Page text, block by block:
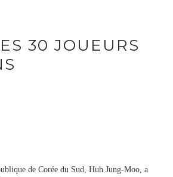
30 JOUEURS
de Corée du Sud, Huh Jung-Moo, a